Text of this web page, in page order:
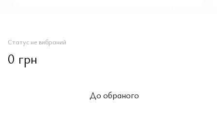
Статус не вибраний
0 грн
До обраного